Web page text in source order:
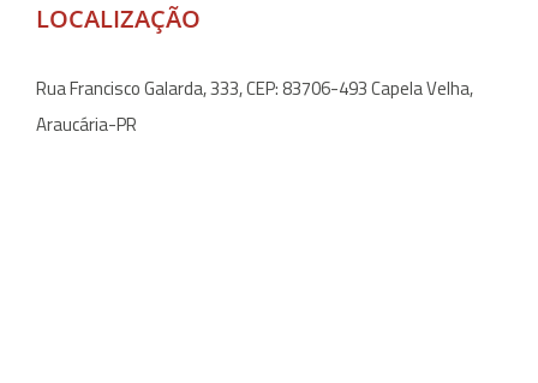
LOCALIZAÇÃO
Rua Francisco Galarda, 333, CEP: 83706-493 Capela Velha,
Araucária-PR